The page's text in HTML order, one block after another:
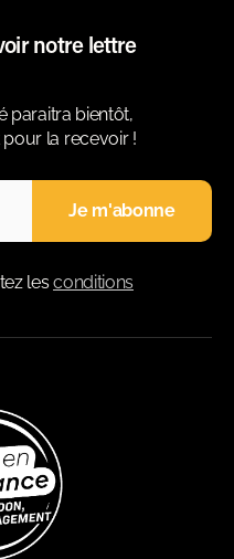
notre lettre
paraitra bientôt,
la recevoir !
lesconditions